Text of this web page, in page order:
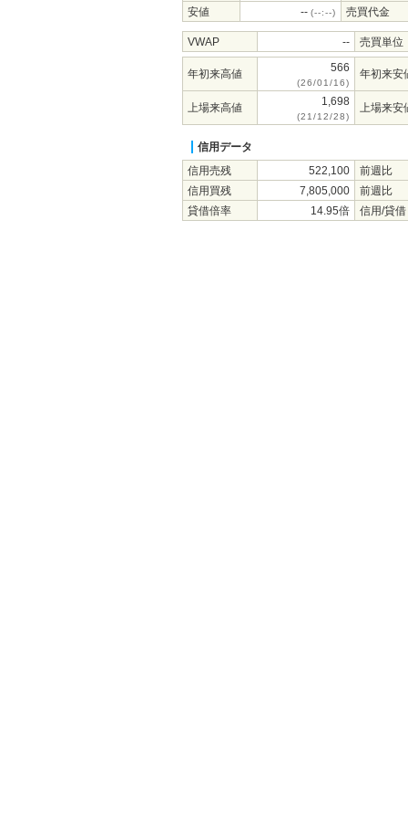
安値
-- (--:--) 売買代金
VWAP -- 売買単位
年初来高値 566
(26/01/16)
年初来安
上場来高値 1,698
(21/12/28)
上場来安
信用データ
信用売残
522,100
前週比
信用買残
7,805,000
前週比
貸借倍率
14.95倍 信用/貸借